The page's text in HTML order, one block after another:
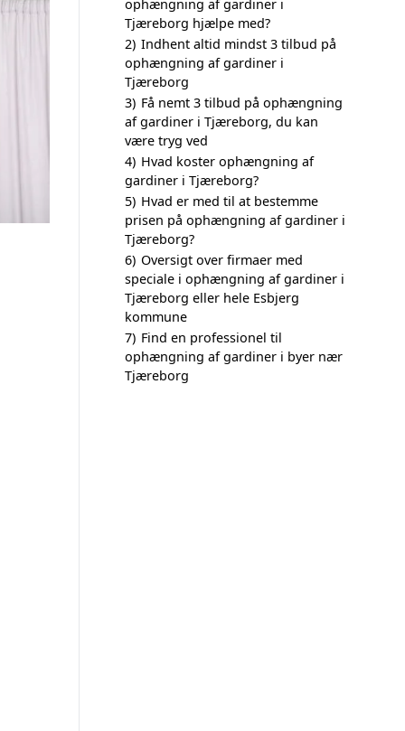
ophængning af gardiner i
Tjæreborg hjælpe med?
2) Indhent altid mindst 3 tilbud på
ophængning af gardiner i
Tjæreborg
3) Få nemt 3 tilbud på ophængning
af gardiner i Tjæreborg, du kan
være tryg ved
4) Hvad koster ophængning af
gardiner i Tjæreborg?
5) Hvad er med til at bestemme
prisen på ophængning af gardiner i
Tjæreborg?
6) Oversigt over firmaer med
speciale i ophængning af gardiner i
Tjæreborg eller hele Esbjerg
kommune
7) Find en professionel til
ophængning af gardiner i byer nær
Tjæreborg